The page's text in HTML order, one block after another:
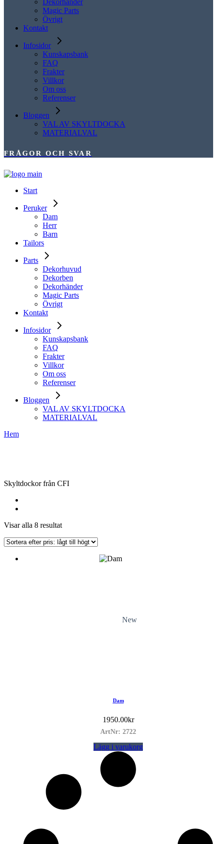
Dekorhänder
Magic Parts
Övrigt
Kontakt
Infosidor
Kunskapsbank
FAQ
Frakter
Villkor
Om oss
Referenser
Bloggen
VAL AV SKYLTDOCKA
MATERIALVAL
FRÅGOR OCH SVAR
Start
Peruker
Dam
Herr
Barn
Tailors
Parts
Dekorhuvud
Dekorben
Dekorhänder
Magic Parts
Övrigt
Kontakt
Infosidor
Kunskapsbank
FAQ
Frakter
Villkor
Om oss
Referenser
Bloggen
VAL AV SKYLTDOCKA
MATERIALVAL
Hem
Skyltdockor från CFI
Visar alla 8 resultatSorterade
pris:
New
Dam
1950.00kr
ArtNr: 2722
Lägg i varukorg